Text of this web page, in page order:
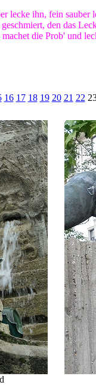
lecke ihn, fein sauber
den das
die Prob' und
16 17 18 19 20 21 22